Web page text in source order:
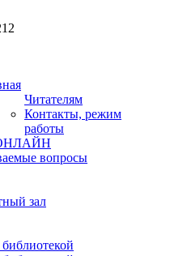
Читателям
Контакты, режим
работы
ОНЛАЙН
вопросы
зал